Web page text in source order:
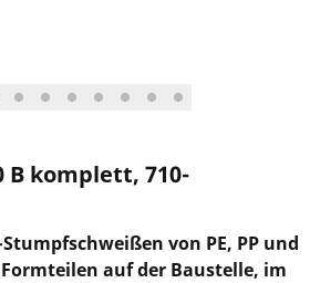
B komplett, 710-
von PE, PP und
Formteilen auf der Baustelle, im